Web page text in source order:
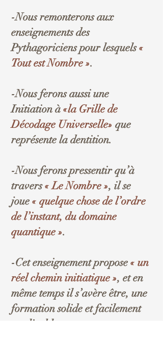
-Nous remonterons aux
enseignements des
Pythagoriciens pour lesquels«
Tout est Nombre ».
-Nous ferons aussi une
Initiation à«la Grille de
Décodage Universelle» que
représente la dentition.
-Nous ferons pressentir qu’à
travers« Le Nombre », il se
joue« quelque chose de l’ordre
de l’instant, du domaine
quantique ».
-Cet enseignement propose« un
réel chemin initiatique », et en
même temps il s’avère être, une
formation solide et facilement
applicable.